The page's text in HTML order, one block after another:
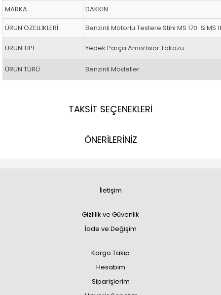
MARKA
DAKKIN
ÜRÜN ÖZELLİKLERİ
Benzinli Motorlu Testere Stihl MS 170 & MS
ÜRÜN TİPİ Yedek Parça Amortisör Takozu
ÜRÜN TÜRÜ Benzinli Modeller
TAKSİT SEÇENEKLERİ
ÖNERİLERİNİZ
İletişim
Gizlilik ve Güvenlik
İade ve Değişim
Kargo Takip
Hesabım
Siparişlerim